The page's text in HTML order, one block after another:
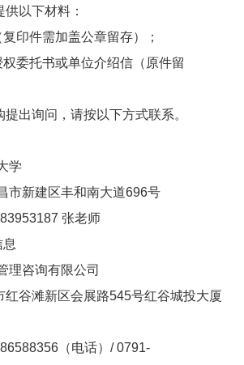
以下材料：
印件需加盖公章留存）；
委托书或单位介绍信（原件留
出询问，请按以下方式联系。
学
市新建区丰和南大道696号
张老师
理咨询有限公司
滩新区会展路545号红谷城投大厦
（电话）/ 0791-